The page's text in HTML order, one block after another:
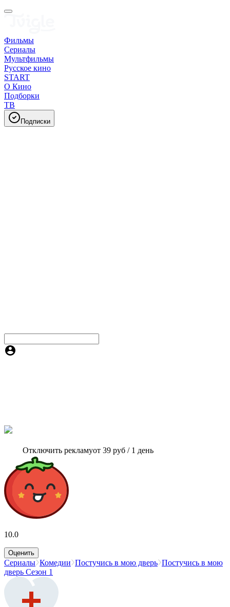
Фильмы
Сериалы
Мультфильмы
Русское кино
START
О Кино
Подборки
ТВ
Подписки
Отключить рекламуот 39 руб / 1 день
10.0
Оценить
Сериалы Комедии Постучись в мою дверь Постучись в мою
дверь Сезон 1